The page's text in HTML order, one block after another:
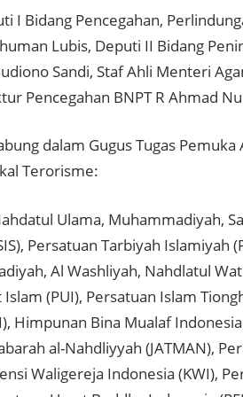
I Bidang Pencegahan,
Lubis, Deputi II Bidang
Sandi, Staf Ahli Menteri
Pencegahan BNPT R Ahmad
dalam Gugus Tugas Pemuka
Terorisme:
Ulama, Muhammadiyah,
Persatuan Tarbiyah Islamiyah
Al Washliyah, Nahdlatul
(PUI), Persatuan Islam
Himpunan Bina Mualaf
al-Nahdliyyah (JATMAN),
Waligereja Indonesia (KWI),